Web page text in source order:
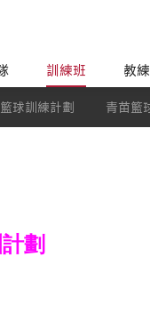
訓練班 教練
球訓練計劃 青苗籃
劃